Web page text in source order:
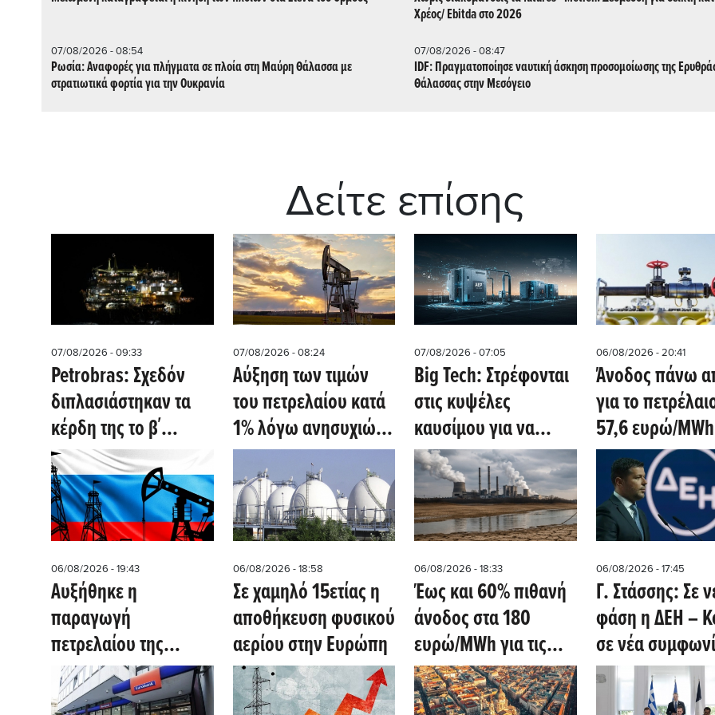
Χρέος/ Εbitda στο 2026
07/08/2026 - 08:54
Ρωσία: Αναφορές για πλήγματα σε πλοία στη Μαύρη Θάλασσα με
στρατιωτικά φορτία για την Ουκρανία
07/08/2026 - 08:47
IDF: Πραγματοποίησε ναυτική άσκηση προσομοίωσης της
Θάλασσας στην Μεσόγειο
Δείτε επίσης
07/08/2026 - 09:33
Petrobras: Σχεδόν
διπλασιάστηκαν τα
κέρδη της το β΄
τρίμηνο - Η
παραγωγή
πετρελαίου έφτασε
σε επίπεδα-ρεκόρ
07/08/2026 - 08:24
Αύξηση των τιμών
του πετρελαίου κατά
1% λόγω ανησυχιών
για το άνοιγμα του
Στενού του Ορμούζ
07/08/2026 - 07:05
Big Tech: Στρέφονται
στις κυψέλες
καυσίμου για να
τροφοδοτήσουν την
έκρηξη του AI (Oil
Price)
06/08/2026 - 20:41
Άνοδος πάνω
για το
57,6 ευρώ/
TTF
06/08/2026 - 19:43
Αυξήθηκε η
παραγωγή
πετρελαίου της
Ρωσίας τον Ιούλιο -
Ξεπέρασε τα 9 εκατ.
06/08/2026 - 18:58
Σε χαμηλό 15ετίας η
αποθήκευση φυσικού
αερίου στην Ευρώπη
06/08/2026 - 18:33
Έως και 60% πιθανή
άνοδος στα 180
ευρώ/MWh για τις
τιμές ηλεκτρισμού
στη ΝΔ Ευρώπη τον
06/08/2026 - 17:45
Γ. Στάσσης: Σε
φάση η ΔΕΗ –
σε νέα
ΑΠΕ - Τι είπε